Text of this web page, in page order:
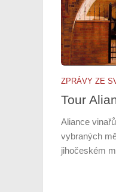
ZPRÁVY ZE
Tour
Aliance
vybraných
jihočeském